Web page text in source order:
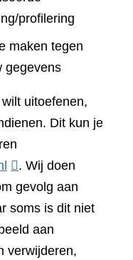
profilering
maken tegen
gegevens
uitoefenen,
Dit kun je
. Wij doen
gevolg aan
soms is dit niet
aan
verwijderen,